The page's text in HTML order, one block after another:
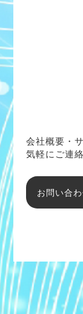
会社概要・
気軽にご連
お問い合